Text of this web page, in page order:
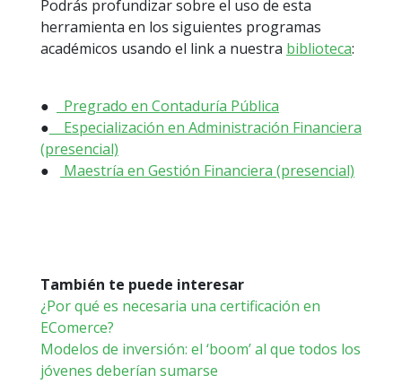
Podrás profundizar sobre el uso de esta
herramienta en los siguientes programas
académicos usando el link a nuestra biblioteca:
●
Pregrado en Contaduría Pública
● Especialización en Administración Financiera
(presencial)
●
Maestría en Gestión Financiera (presencial)
También te puede interesar
¿Por qué es necesaria una certificación en
EComerce?
Modelos de inversión: el ‘boom’ al que todos los
jóvenes deberían sumarse